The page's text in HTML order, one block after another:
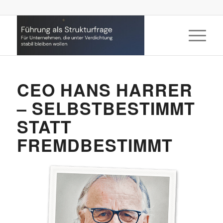
CEO HANS HARRER
– SELBSTBESTIMMT
STATT
FREMDBESTIMMT